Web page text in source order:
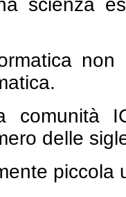
scienza
comunità
delle
piccola